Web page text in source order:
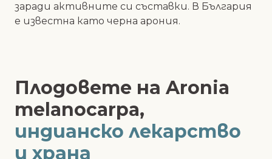
заради активните си съставки. В България
е известна като черна арония.
Плодовете на Aronia
melanocarpa,
индианско лекарство
и храна